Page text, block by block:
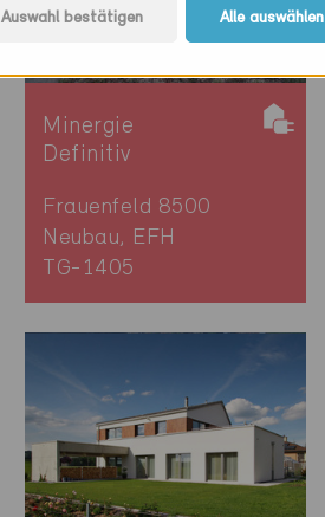
Minergie
Definitiv
Frauenfeld 8500
Neubau, EFH
TG-1405
Auswahl bestätigen Alle auswählen